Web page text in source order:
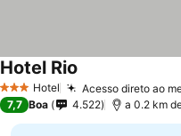
3 EstrelasHotel Acesso direto ao
Hotel Rio
7,7 Boa 4.522 a 0.2 km